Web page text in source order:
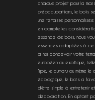
chaque projet pour la
préoccupations, le bois
une terrasse
en compte les
essence de bois, nous
essences adaptées à ce
ainsi concevoir votre
européen ou exotique,
l’ipé, le cumaru ou même
écologique, le bois a
d’être simple à
décoloration. En optant